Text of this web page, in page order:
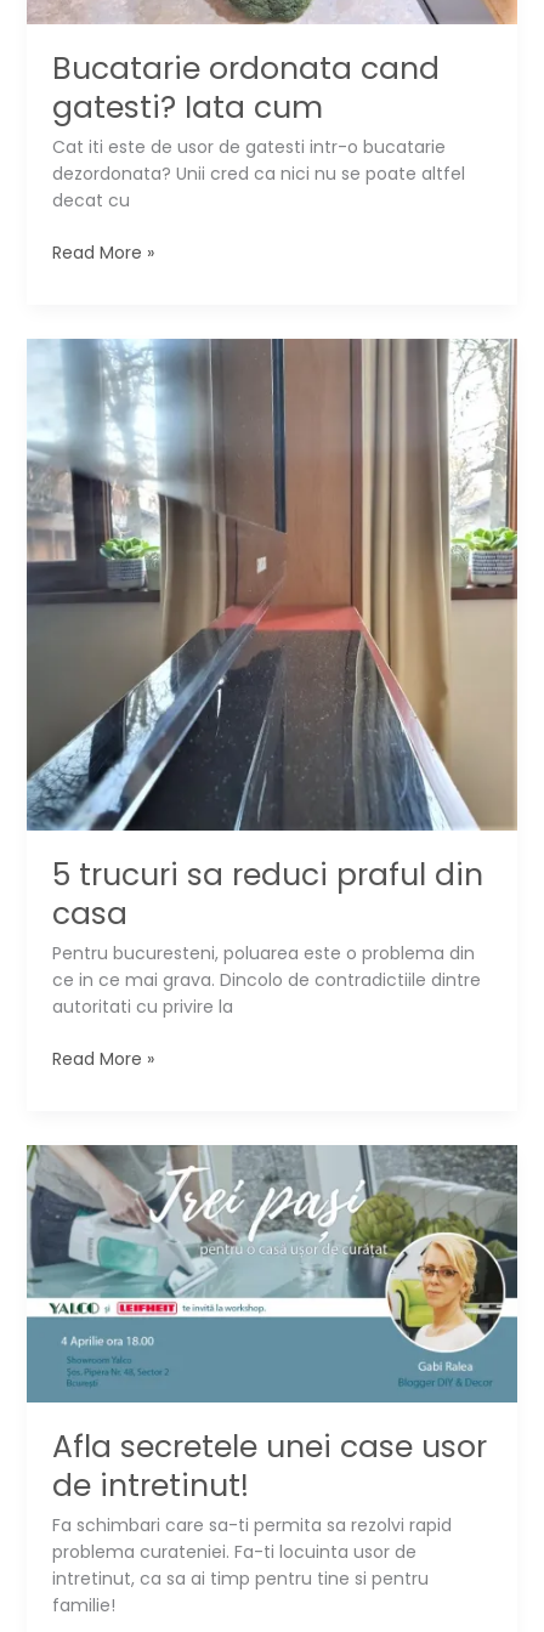
Bucatarie ordonata cand
gatesti? Iata cum
Cat iti este de usor de gatesti intr-o bucatarie
dezordonata? Unii cred ca nici nu se poate altfel
decat cu
Bucatarie
cum
Read More »
5 trucuri sa reduci praful din
casa
Pentru bucuresteni, poluarea este o problema din
ce in ce mai grava. Dincolo de contradictiile dintre
autoritati cu privire la
5
praful
din
casa
Read More »
Afla secretele unei case usor
de intretinut!
Fa schimbari care sa-ti permita sa rezolvi rapid
problema curateniei. Fa-ti locuinta usor de
intretinut, ca sa ai timp pentru tine si pentru
familie!